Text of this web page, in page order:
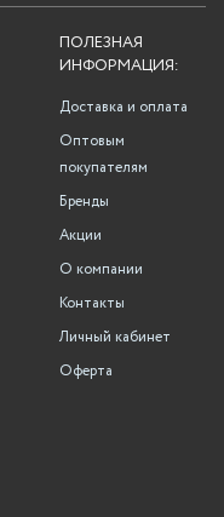
ПОЛЕЗНАЯ
ИНФОРМАЦИЯ:
Доставка и оплата
Оптовым
покупателям
Бренды
Акции
О компании
Контакты
Личный кабинет
Оферта